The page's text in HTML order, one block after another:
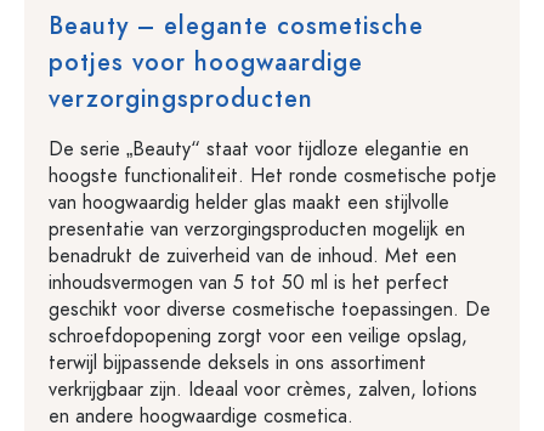
Beauty – elegante cosmetische
potjes voor hoogwaardige
verzorgingsproducten
De serie „Beauty“ staat voor tijdloze elegantie en
hoogste functionaliteit. Het ronde cosmetische potje
van hoogwaardig helder glas maakt een stijlvolle
presentatie van verzorgingsproducten mogelijk en
benadrukt de zuiverheid van de inhoud. Met een
inhoudsvermogen van 5 tot 50 ml is het perfect
geschikt voor diverse cosmetische toepassingen. De
schroefdopopening zorgt voor een veilige opslag,
terwijl bijpassende deksels in ons assortiment
verkrijgbaar zijn. Ideaal voor crèmes, zalven, lotions
en andere hoogwaardige cosmetica.